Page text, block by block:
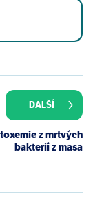
Am
induce
in
of
Jan;
z mrtvých
bakterií z masa
DALŠÍ